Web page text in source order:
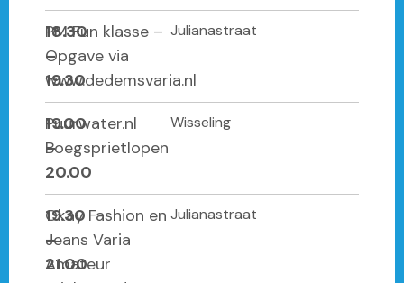
18.30
–
19.30
PM Fun klasse –
Opgave via
www.dedemsvaria.nl
Julianastraat
19.00
–
20.00
Puurwater.nl
Boegsprietlopen
Wisseling
19.30
–
21.00
Okay Fashion en
Jeans Varia
Amateur
Julianastraat